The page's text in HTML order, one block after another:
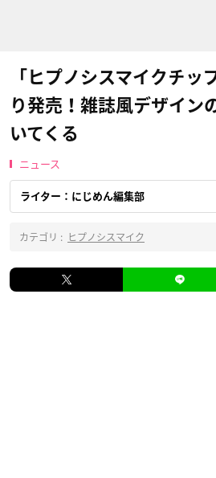
「ヒプノシスマイクチッ
り発売！雑誌風デザイン
いてくる
ニュース
ライター：にじめん編集部
カテゴリ : ヒプノシスマイク